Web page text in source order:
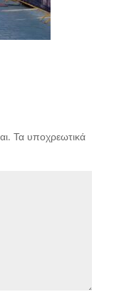
Τα υποχρεωτικά